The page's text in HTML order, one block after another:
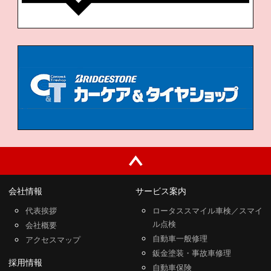
会社情報
代表挨拶
会社概要
アクセスマップ
採用情報
サービス案内
ロータススマイル車検／スマイ
ル点検
自動車一般修理
鈑金塗装・事故車修理
自動車保険